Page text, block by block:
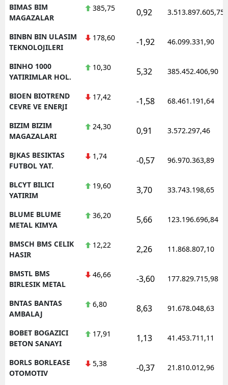
BIMAS BIM
MAGAZALAR
385,75 0,92 3.513.897.605,75
BINBN BIN ULASIM
TEKNOLOJILERI
178,60 -1,92 46.099.331,90
BINHO 1000
YATIRIMLAR HOL.
10,30 5,32 385.452.406,90
BIOEN BIOTREND
CEVRE VE ENERJI
17,42 -1,58 68.461.191,64
BIZIM BIZIM
MAGAZALARI
24,30 0,91 3.572.297,46
BJKAS BESIKTAS
FUTBOL YAT.
1,74 -0,57 96.970.363,89
BLCYT BILICI
YATIRIM
19,60 3,70 33.743.198,65
BLUME BLUME
METAL KIMYA
36,20 5,66 123.196.696,84
BMSCH BMS CELIK
HASIR
12,22 2,26 11.868.807,10
BMSTL BMS
BIRLESIK METAL
46,66 -3,60 177.829.715,98
BNTAS BANTAS
AMBALAJ
6,80 8,63 91.678.048,63
BOBET BOGAZICI
BETON SANAYI
17,91 1,13 41.453.711,11
BORLS BORLEASE
OTOMOTIV
5,38 -0,37 21.810.012,96